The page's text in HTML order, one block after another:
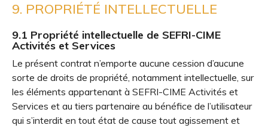
9. PROPRIÉTÉ INTELLECTUELLE
9.1 Propriété intellectuelle de SEFRI-CIME
Activités et Services
Le présent contrat n’emporte aucune cession d’aucune
sorte de droits de propriété, notamment intellectuelle, sur
les éléments appartenant à SEFRI-CIME Activités et
Services et au tiers partenaire au bénéfice de l’utilisateur
qui s’interdit en tout état de cause tout agissement et